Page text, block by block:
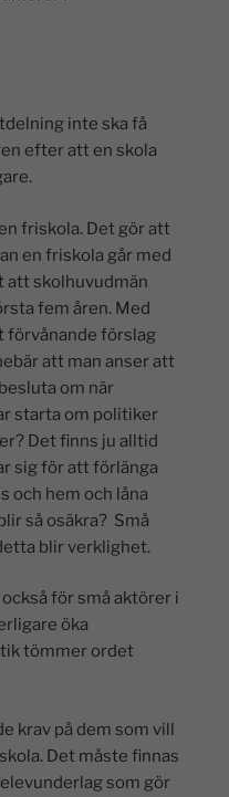
inte ska få
efter att en skola
friskola. Det gör att
en friskola går med
att skolhuvudmän
fem åren. Med
förvånande förslag
att man anser att
om när
starta om politiker
Det finns ju alltid
sig för att förlänga
och hem och låna
så osäkra? Små
blir verklighet.
för små aktörer i
öka
tömmer ordet
krav på dem som vill
Det måste finnas
som gör